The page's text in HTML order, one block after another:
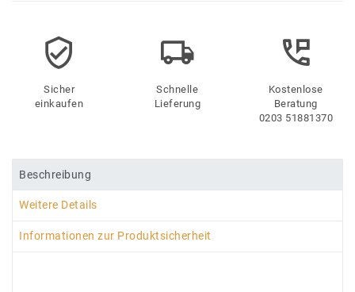
Sicher
einkaufen
Schnelle
Lieferung
Kostenlose
Beratung
0203 51881370
Beschreibung
Weitere Details
Informationen zur Produktsicherheit